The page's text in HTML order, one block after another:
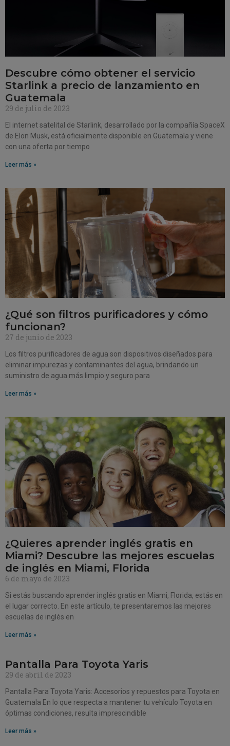
Descubre cómo obtener el servicio
Starlink a precio de lanzamiento en
Guatemala
29 de julio de 2023
El internet satelital de Starlink, desarrollado por la compañía SpaceX
de Elon Musk, está oficialmente disponible en Guatemala y viene
con una oferta por tiempo
Leer más »
¿Qué son filtros purificadores y cómo
funcionan?
27 de junio de 2023
Los filtros purificadores de agua son dispositivos diseñados para
eliminar impurezas y contaminantes del agua, brindando un
suministro de agua más limpio y seguro para
Leer más »
¿Quieres aprender inglés gratis en
Miami? Descubre las mejores escuelas
de inglés en Miami, Florida
6 de mayo de 2023
Si estás buscando aprender inglés gratis en Miami, Florida, estás en
el lugar correcto. En este artículo, te presentaremos las mejores
escuelas de inglés en
Leer más »
Pantalla Para Toyota Yaris
29 de abril de 2023
Pantalla Para Toyota Yaris: Accesorios y repuestos para Toyota en
Guatemala En lo que respecta a mantener tu vehículo Toyota en
óptimas condiciones, resulta imprescindible
Leer más »